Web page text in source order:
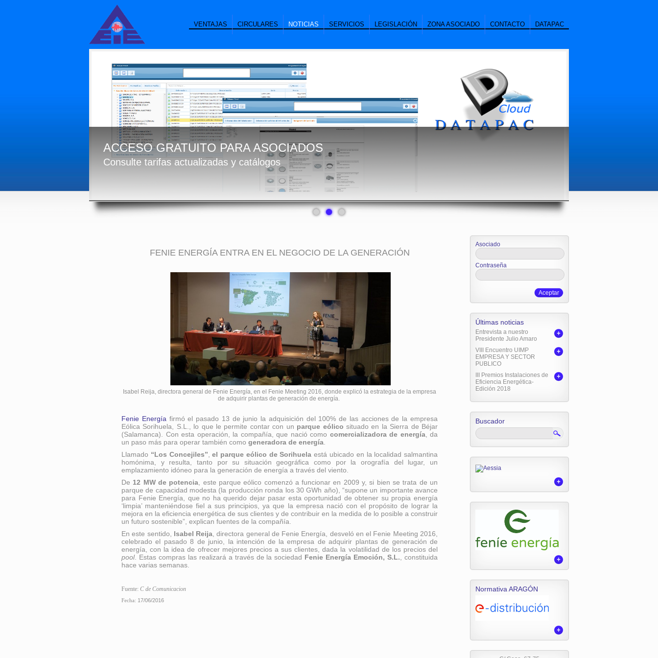
VENTAJAS CIRCULARES NOTICIAS SERVICIOS LEGISLACIÓN ZONA ASOCIADO CONTACTO DATAPAC
ACCESO GRATUITO PARA ASOCIADOS
Consulte tarifas actualizadas y catálogos
FENIE ENERGÍA ENTRA EN EL NEGOCIO DE LA GENERACIÓN
Isabel Reija, directora general de Fenie Energía, en el Fenie Meeting 2016, donde explicó la estrategia de la empresa
de adquirir plantas de generación de energía.
Fenie Energía firmó el pasado 13 de junio la adquisición del 100% de las acciones de la empresa
Eólica Sorihuela, S.L., lo que le permite contar con un parque eólico situado en la Sierra de Béjar
(Salamanca). Con esta operación, la compañía, que nació como comercializadora de energía, da
un paso más para operar también como generadora de energía
Llamado “Los Concejiles” ,el parque eólico de Sorihuelaestá ubicado en la localidad salmantina
homónima, y resulta, tanto por su situación geográfica como por la orografía del lugar, un
emplazamiento idóneo para la generación de energía a través del viento.
De 12 MW de potencia , este parque eólico comenzó a funcionar en 2009 y, si bien se trata de un
parque de capacidad modesta (la producción ronda los 30 GWh año), “supone un importante avance
para Fenie Energía, que no ha querido dejar pasar esta oportunidad de obtener su propia energía
‘limpia’ manteniéndose fiel a sus principios, ya que la empresa nació con el propósito de lograr la
mejora en la eficiencia energética de sus clientes y de contribuir en la medida de lo posible a construir
un futuro sostenible”, explican fuentes de la compañía.
En este sentido, Isabel Reija , directora general de Fenie Energía, desveló en el Fenie Meeting 2016,
celebrado el pasado 8 de junio, la intención de la empresa de adquirir plantas de generación de
energía, con la idea de ofrecer mejores precios a sus clientes, dada la volatilidad de los precios del
pool. Estas compras las realizará a través de la sociedad Fenie Energía Emoción, S.L. , constituida
hace varias semanas.
Fuente: C de Comunicacion
Fecha: 17/06/2016
Asociado
Contraseña
Aceptar
Últimas noticias
Entrevista a nuestro
Presidente Julio Amaro
VIII Encuentro UIMP
EMPRESA Y SECTOR
PUBLICO
III Premios Instalaciones de
Eficiencia Energética-
Edición 2018
Buscador
Normativa ARAGÓN